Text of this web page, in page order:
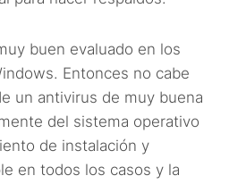
buen evaluado en los
Entonces no cabe
un antivirus de muy buena
del sistema operativo
de instalación y
en todos los casos y la